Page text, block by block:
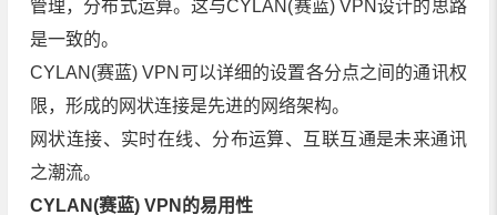
管理，分布式运算。这与CYLAN(赛蓝) VPN设计的思路
是一致的。
CYLAN(赛蓝) VPN可以详细的设置各分点之间的通讯权
限，形成的网状连接是先进的网络架构。
网状连接、实时在线、分布运算、互联互通是未来通讯
之潮流。
CYLAN(赛蓝) VPN的易用性